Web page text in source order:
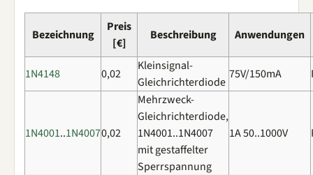
Bezeichnung
Preis
[€]
Beschreibung Anwendungen
1N4148 0,02
Kleinsignal-
Gleichrichterdiode
75V/150mA
1N4001..1N40070,02
Mehrzweck-
Gleichrichterdiode,
1N4001..1N4007
mit gestaffelter
Sperrspannung
1A 50..1000V